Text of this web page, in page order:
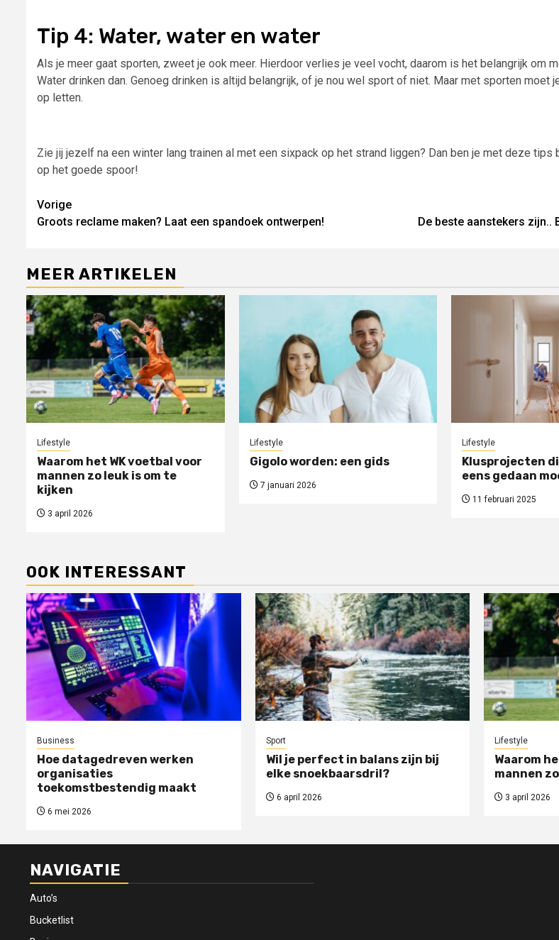
Tip 4: Water, water en water
Als je meer gaat sporten, zweet je ook meer. Hierdoor verlies je veel vocht, daarom is het belangrijk om
Water drinken dan. Genoeg drinken is altijd belangrijk, of je nou wel sport of niet. Maar met sporten moet
op letten.
Zie jij jezelf na een winter lang trainen al met een sixpack op het strand liggen? Dan ben je met deze tips
op het goede spoor!
Lees
verder
Vorige
Groots reclame maken? Laat een spandoek ontwerpen!
De beste aanstekers zijn..
MEER ARTIKELEN
Lifestyle
Waarom het WK voetbal voor
mannen zo leuk is om te
kijken
3 april 2026
Lifestyle
Gigolo worden: een gids
7 januari 2026
Lifestyle
Klusprojecten
eens gedaan
11 februari 2025
OOK INTERESSANT
Business
Hoe datagedreven werken
organisaties
toekomstbestendig maakt
6 mei 2026
Sport
Wil je perfect in balans zijn bij
elke snoekbaarsdril?
6 april 2026
Lifestyle
Waarom
mannen
3 april 2026
NAVIGATIE
Auto’s
Bucketlist